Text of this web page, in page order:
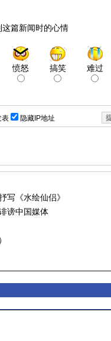
篇新闻时的心情
愤怒 搞笑 难过
表 隐藏IP地址
写《水绘仙侣》
谤中国媒体